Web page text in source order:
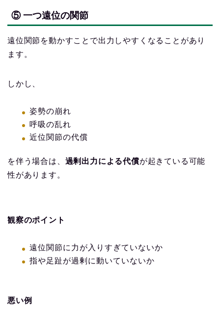
⑤ 一つ遠位の関節
遠位関節を動かすことで出力しやすくなることがあり
ます。
しかし、
姿勢の崩れ
呼吸の乱れ
近位関節の代償
を伴う場合は、 過剰出力による代償が起きている可能
性があります。
観察のポイント
遠位関節に力が入りすぎていないか
指や足趾が過剰に動いていないか
悪い例